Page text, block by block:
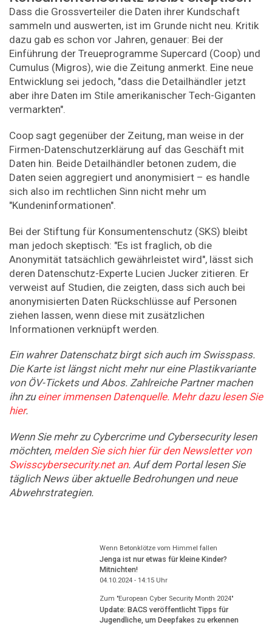
Dass die Grossverteiler die Daten ihrer Kundschaft
sammeln und auswerten, ist im Grunde nicht neu. Kritik
dazu gab es schon vor Jahren, genauer: Bei der
Einführung der Treueprogramme Supercard (Coop) und
Cumulus (Migros), wie die Zeitung anmerkt. Eine neue
Entwicklung sei jedoch, "dass die Detailhändler jetzt
aber ihre Daten im Stile amerikanischer Tech-Giganten
vermarkten".
Coop sagt gegenüber der Zeitung, man weise in der
Firmen-Datenschutzerklärung auf das Geschäft mit
Daten hin. Beide Detailhändler betonen zudem, die
Daten seien aggregiert und anonymisiert – es handle
sich also im rechtlichen Sinn nicht mehr um
"Kundeninformationen".
Bei der Stiftung für Konsumentenschutz (SKS) bleibt
man jedoch skeptisch: "Es ist fraglich, ob die
Anonymität tatsächlich gewährleistet wird", lässt sich
deren Datenschutz-Experte Lucien Jucker zitieren. Er
verweist auf Studien, die zeigten, dass sich auch bei
anonymisierten Daten Rückschlüsse auf Personen
ziehen lassen, wenn diese mit zusätzlichen
Informationen verknüpft werden.
Ein wahrer Datenschatz birgt sich auch im Swisspass.
Die Karte ist längst nicht mehr nur eine Plastikvariante
von ÖV-Tickets und Abos. Zahlreiche Partner machen
ihn zueiner immensen Datenquelle. Mehr dazu lesen Sie
hier.
Wenn Sie mehr zu Cybercrime und Cybersecurity lesen
möchten, melden Sie sich hier für den Newsletter von
Swisscybersecurity.net an. Auf dem Portal lesen Sie
täglich News über aktuelle Bedrohungen und neue
Abwehrstrategien.
Wenn Betonklötze vom Himmel fallen
Jenga ist nur etwas für kleine Kinder?
Mitnichten!
04.10.2024 - 14:15Uhr
Zum "European Cyber Security Month 2024"
Update: BACS veröffentlicht Tipps für
Jugendliche, um Deepfakes zu erkennen